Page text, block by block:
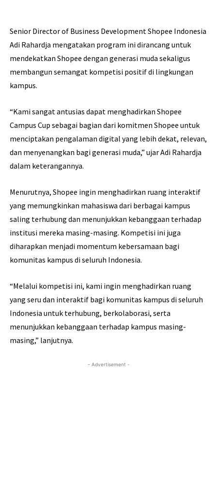
Senior Director of Business Development Shopee Indonesia
Adi Rahardja mengatakan program ini dirancang untuk
mendekatkan Shopee dengan generasi muda sekaligus
membangun semangat kompetisi positif di lingkungan
kampus.
“Kami sangat antusias dapat menghadirkan Shopee
Campus Cup sebagai bagian dari komitmen Shopee untuk
menciptakan pengalaman digital yang lebih dekat, relevan,
dan menyenangkan bagi generasi muda,” ujar Adi Rahardja
dalam keterangannya.
Menurutnya, Shopee ingin menghadirkan ruang interaktif
yang memungkinkan mahasiswa dari berbagai kampus
saling terhubung dan menunjukkan kebanggaan terhadap
institusi mereka masing-masing. Kompetisi ini juga
diharapkan menjadi momentum kebersamaan bagi
komunitas kampus di seluruh Indonesia.
“Melalui kompetisi ini, kami ingin menghadirkan ruang
yang seru dan interaktif bagi komunitas kampus di seluruh
Indonesia untuk terhubung, berkolaborasi, serta
menunjukkan kebanggaan terhadap kampus masing-
masing,” lanjutnya.
- Advertisement -